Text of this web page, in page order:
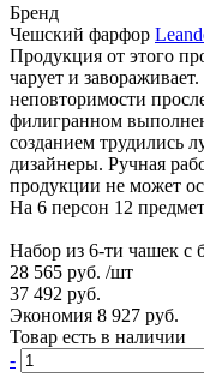
Бренд
Чешский фарфор
Продукция от этого
чарует и
неповторимости
филигранном
созданием трудились
дизайнеры. Ручная
продукции не может
На 6 персон 12
Набор из 6-ти чашек с
28 565 руб. /шт
37 492 руб.
Экономия 8 927 руб.
Товар есть в наличии
-